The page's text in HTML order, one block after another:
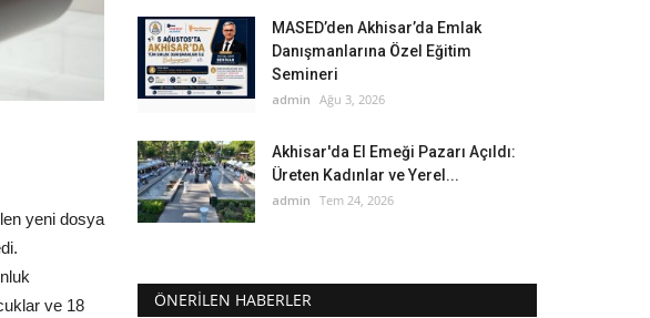
yeni dosya
ve 18
MASED’den Akhisar’da Emlak
Danışmanlarına Özel Eğitim
Semineri
admin Ağu 3, 2026
Akhisar'da El Emeği Pazarı Açıldı:
Üreten Kadınlar ve Yerel...
admin Tem 24, 2026
ÖNERILEN HABERLER